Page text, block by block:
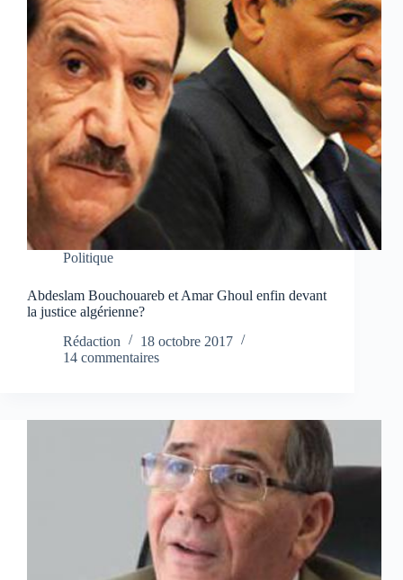
Politique
Abdeslam Bouchouareb et Amar Ghoul enfin devant
la justice algérienne?
Rédaction
18 octobre 2017
14 commentaires